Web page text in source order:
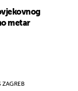
metar
ZAGREB